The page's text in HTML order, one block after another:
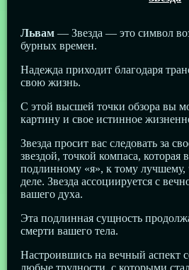
Львам— Звезда — это символ
бурных времен.
Надежда приходит благодаря
свою жизнь.
С этой высшей точки обзора вы
картину и свое истинное
Звезда просит вас следовать за
звездой, точкой компаса, которая
подлинному «я», к тому лучшему,
деле. Звезда ассоциируется с
вашего духа.
Эта подлинная сущность
смерти вашего тела.
Настроившись на вечный аспект
любые трудности, с которыми